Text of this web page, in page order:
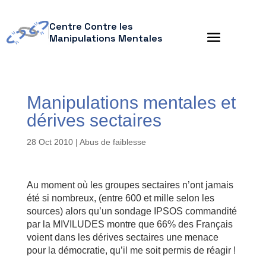
Centre Contre les
Manipulations Mentales
Manipulations mentales et
dérives sectaires
28 Oct 2010| Abus de faiblesse
Au moment où les groupes sectaires n’ont jamais
été si nombreux, (entre 600 et mille selon les
sources) alors qu’un sondage IPSOS commandité
par la MIVILUDES montre que 66% des Français
voient dans les dérives sectaires une menace
pour la démocratie, qu’il me soit permis de réagir !